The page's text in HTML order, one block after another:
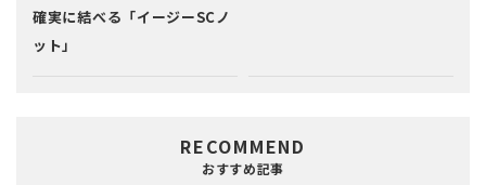
確実に結べる「イージーSCノ
ット」
RECOMMEND
おすすめ記事